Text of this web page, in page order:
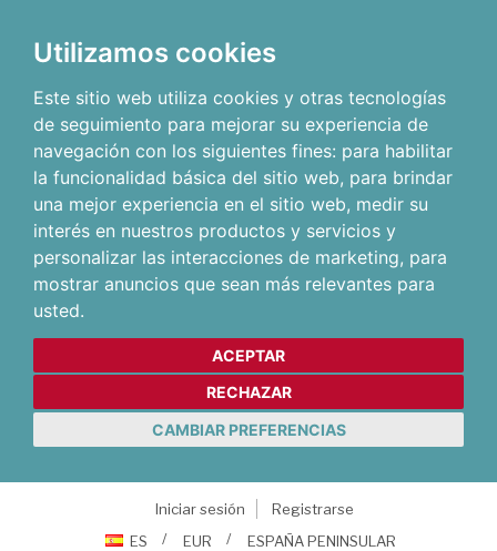
Utilizamos cookies
Este sitio web utiliza cookies y otras tecnologías
de seguimiento para mejorar su experiencia de
navegación con los siguientes fines: para habilitar
la funcionalidad básica del sitio web, para brindar
una mejor experiencia en el sitio web, medir su
interés en nuestros productos y servicios y
personalizar las interacciones de marketing, para
mostrar anuncios que sean más relevantes para
usted.
ACEPTAR
RECHAZAR
CAMBIAR PREFERENCIAS
Iniciar sesión
Registrarse
ES
EUR ESPAÑA PENINSULAR